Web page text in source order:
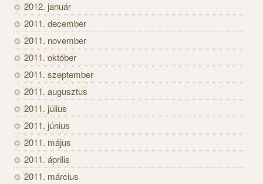
2012. január
2011. december
2011. november
2011. október
2011. szeptember
2011. augusztus
2011. július
2011. június
2011. május
2011. április
2011. március